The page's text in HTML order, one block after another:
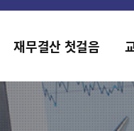
2019
재무결산 첫걸음